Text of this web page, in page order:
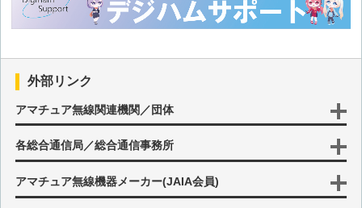
恒例のHAMtte交信パーティー冬に参加
第四回「全国DV画像通信」を実施
JH1CBX DXコンテストに初参戦
大和葛城山よりHAMtte交信パーティーに参加
外部リンク
アマチュア無線関連機関／団体
各総合通信局／総合通信事務所
アマチュア無線機器メーカー(JAIA会員)